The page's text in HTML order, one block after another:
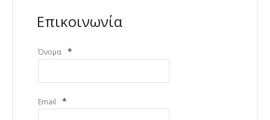
Επικοινωνία
Όνομα *
Email *